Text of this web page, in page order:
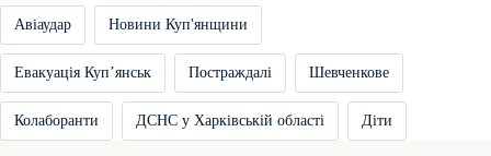
Авіаудар Новини Куп'янщини
Евакуація Купʼянськ Постраждалі Шевченкове
Колаборанти ДСНС у Харківській області Діти